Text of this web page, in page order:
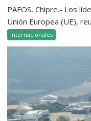
PAFOS, Chipre.- Los
Unión Europea (UE),
Internacionales